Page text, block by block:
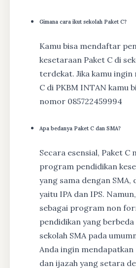
Gimana cara ikut sekolah Paket C?
Kamu bisa mendaftar
kesetaraan Paket C di
terdekat. Jika kamu
C di PKBM INTAN kamu
nomor 085722459994
Apa bedanya Paket C dan SMA?
Secara esensial, Paket C
program pendidikan
yang sama dengan SMA,
yaitu IPA dan IPS.
sebagai program non
pendidikan yang
sekolah SMA pada
Anda ingin mendapatkan
dan ijazah yang setara